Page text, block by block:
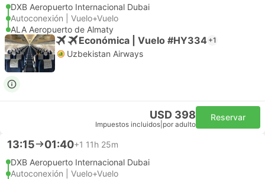
DXB Aeropuerto Internacional Dubai
Autoconexión | Vuelo+Vuelo
ALA Aeropuerto de Almaty
Económica | Vuelo #HY334 +1
Uzbekistan Airways
USD 398
Impuestos incluidos por adulto
Reservar
13:15 01:40+1 11h 25m
DXB Aeropuerto Internacional Dubai
Autoconexión | Vuelo+Vuelo